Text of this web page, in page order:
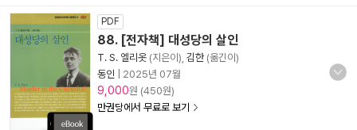
PDF
88. [전자책] 대성당의 살인
T. S. 엘리옷 (지은이), 김한(옮긴이)
동인
2025년 07월
9,000원 (450원)
만권당에서 무료로 보기